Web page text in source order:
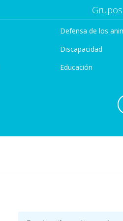
Defensa de los
Discapacidad
Educación